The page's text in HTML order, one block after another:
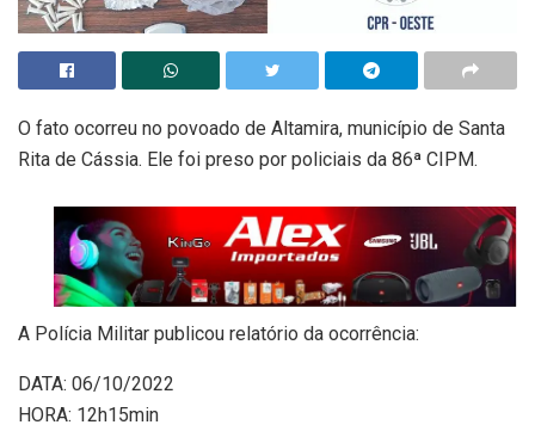
O fato ocorreu no povoado de Altamira, município de Santa
Rita de Cássia. Ele foi preso por policiais da 86ª CIPM.
A Polícia Militar publicou relatório da ocorrência:
DATA: 06/10/2022
HORA: 12h15min